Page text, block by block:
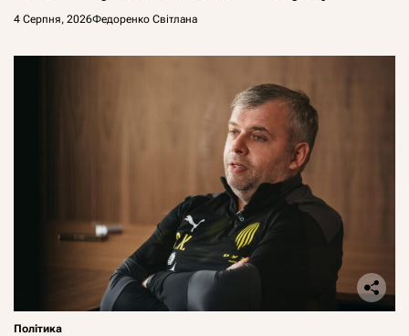
4 Серпня, 2026Федоренко Світлана
Політика